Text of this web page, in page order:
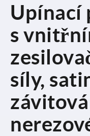
Upínací
s
síly,